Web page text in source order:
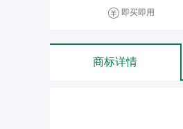
即买即用
商标详情